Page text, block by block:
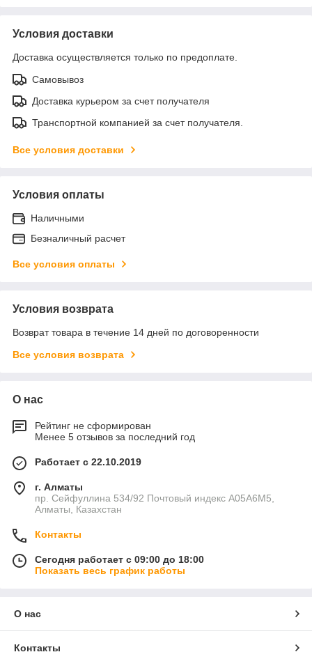
Условия доставки
Доставка осуществляется только по предоплате.
Самовывоз
Доставка курьером за счет получателя
Транспортной компанией за счет получателя.
Все условия доставки
Условия оплаты
Наличными
Безналичный расчет
Все условия оплаты
Условия возврата
Возврат товара в течение 14 дней по договоренности
Все условия возврата
О нас
Рейтинг не сформирован
Менее 5 отзывов за последний год
Работает с 22.10.2019
г. Алматы
пр. Сейфуллина 534/92 Почтовый индекс A05A6M5,
Алматы, Казахстан
Контакты
Сегодня работает с 09:00 до 18:00
Показать весь график работы
О нас
Контакты